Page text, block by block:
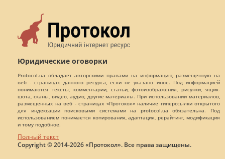
Юридические оговорки
Protocol.ua обладает авторскими правами на информацию, размещенную на
веб - страницах данного ресурса, если не указано иное. Под информацией
понимаются тексты, комментарии, статьи, фотоизображения, рисунки, ящик-
шота, сканы, видео, аудио, другие материалы. При использовании материалов,
размещенных на веб - страницах «Протокол» наличие гиперссылки открытого
для индексации поисковыми системами на protocol.ua обязательна. Под
использованием понимается копирования, адаптация, рерайтинг, модификация
и тому подобное.
Полный текст
Copyright © 2014-2026 «Протокол». Все права защищены.